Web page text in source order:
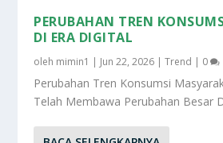
PERUBAHAN TREN
DI ERA DIGITAL
oleh mimin1 | Jun 22, 2026 |Trend | 0
Perubahan Tren Konsumsi
Telah Membawa Perubahan Besar